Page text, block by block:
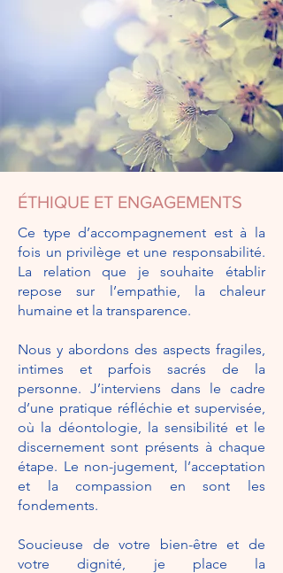
ÉTHIQUE ET ENGAGEMENTS
Ce type d’accompagnement est à la
fois un privilège et une responsabilité.
La relation que je souhaite établir
repose sur l’empathie, la chaleur
humaine et la transparence.
Nous y abordons des aspects fragiles,
intimes et parfois sacrés de la
personne. J’interviens dans le cadre
d’une pratique réfléchie et supervisée,
où la déontologie, la sensibilité et le
discernement sont présents à chaque
étape. Le non-jugement, l’acceptation
et la compassion en sont les
fondements.
Soucieuse de votre bien-être et de
votre dignité, je place la